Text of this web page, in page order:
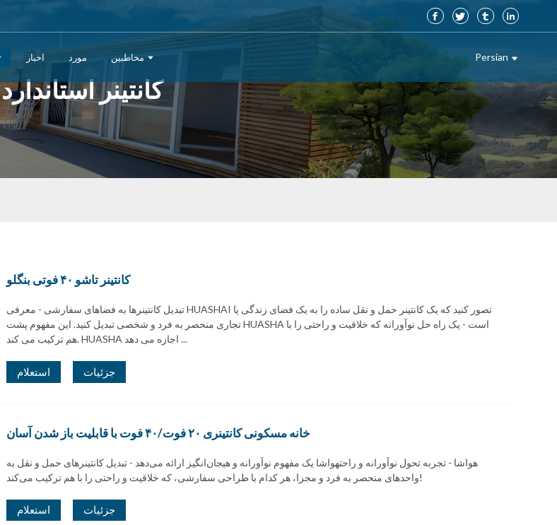
اخبار مورد مخاطبین Persian
کانتینر استاندارد
کانتینر تاشو ۴۰ فوتی بنگلو
تبدیل کانتینرها به فضاهای سفارشی - معرفی HUASHAI تصور کنید که یک کانتینر حمل و نقل ساده را به یک فضای زندگی یا
تجاری منحصر به فرد و شخصی تبدیل کنید. این مفهوم پشت HUASHA است - یک راه حل نوآورانه که خلاقیت و راحتی را با
هم ترکیب می کند. HUASHA اجازه می دهد ...
استعلام جزئیات
خانه مسکونی کانتینری ۲۰ فوت/۴۰ فوت با قابلیت باز شدن آسان
هواشا - تجربه تحول نوآورانه و راحتهواشا یک مفهوم نوآورانه و هیجان‌انگیز ارائه می‌دهد - تبدیل کانتینرهای حمل و نقل به
واحدهای منحصر به فرد و مجزا، هر کدام با طراحی سفارشی، که خلاقیت و راحتی را با هم ترکیب می‌کند!
استعلام جزئیات